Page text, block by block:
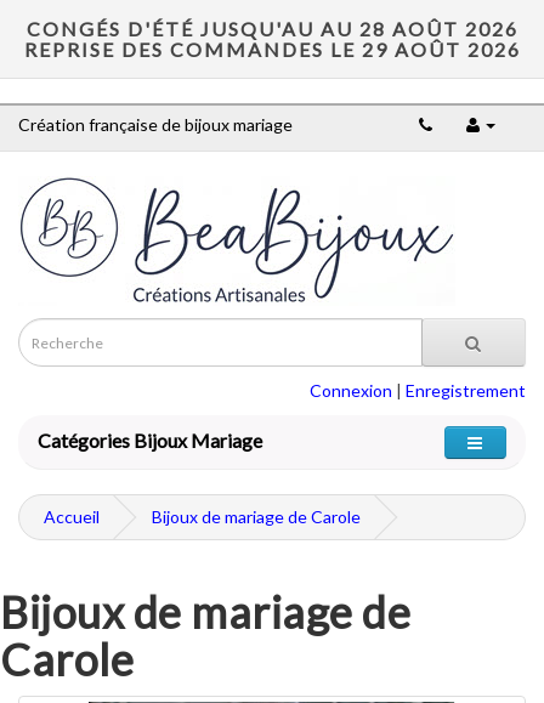
CONGÉS D'ÉTÉ JUSQU'AU AU 28 AOÛT 2026
REPRISE DES COMMANDES LE 29 AOÛT 2026
Création française de bijoux mariage
Connexion | Enregistrement
Catégories Bijoux Mariage
Accueil Bijoux de mariage de Carole
Bijoux de mariage de
Carole